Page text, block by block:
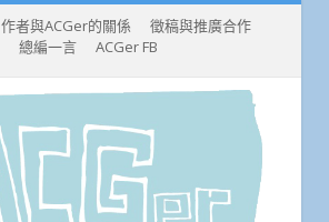
作者與ACGer的關係
徵稿與推廣合作
總編一言
ACGer FB